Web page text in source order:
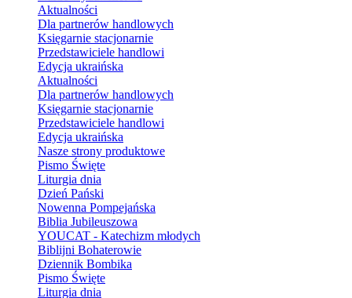
Aktualności
Dla partnerów handlowych
Księgarnie stacjonarnie
Przedstawiciele handlowi
Edycja ukraińska
Aktualności
Dla partnerów handlowych
Księgarnie stacjonarnie
Przedstawiciele handlowi
Edycja ukraińska
Nasze strony produktowe
Pismo Święte
Liturgia dnia
Dzień Pański
Nowenna Pompejańska
Biblia Jubileuszowa
YOUCAT - Katechizm młodych
Biblijni Bohaterowie
Dziennik Bombika
Pismo Święte
Liturgia dnia